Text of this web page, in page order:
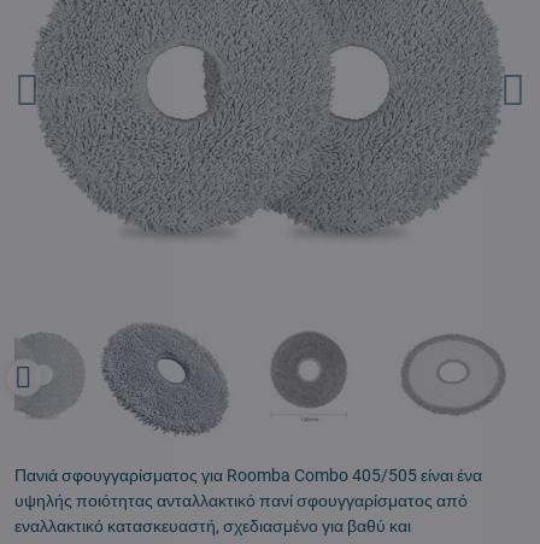
Πανιά σφουγγαρίσματος για Roomba Combo 405/505 είναι ένα
υψηλής ποιότητας ανταλλακτικό πανί σφουγγαρίσματος από
εναλλακτικό κατασκευαστή, σχεδιασμένο για βαθύ και